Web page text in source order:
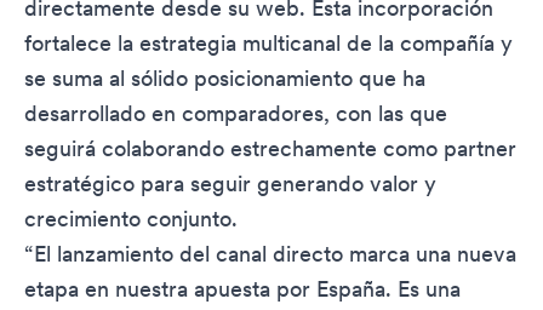
directamente desde su web. Esta incorporación
fortalece la estrategia multicanal de la compañía y
se suma al sólido posicionamiento que ha
desarrollado en comparadores, con las que
seguirá colaborando estrechamente como partner
estratégico para seguir generando valor y
crecimiento conjunto.
“El lanzamiento del canal directo marca una nueva
etapa en nuestra apuesta por España. Es una